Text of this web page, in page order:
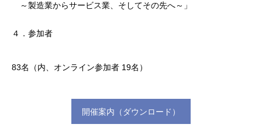
～製造業からサービス業、そしてその先へ～」
４．参加者
83名（内、オンライン参加者 19名）
開催案内（ダウンロード）